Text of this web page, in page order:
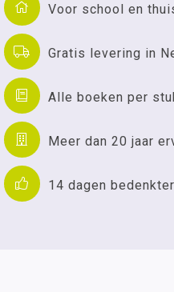
Voor school en
Gratis levering in
Alle boeken per
Meer dan 20 jaar
14 dagen